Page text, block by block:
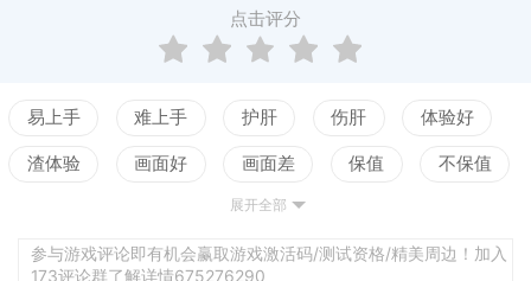
狂？） - 30个不同的成就来完成
点击评分
易上手 难上手 护肝 伤肝 体验好
渣体验 画面好 画面差 保值 不保值
测试
展开全部
参与游戏评论即有机会赢取游戏激活码/测试资格/精美周边！加入
173评论群了解详情675276290